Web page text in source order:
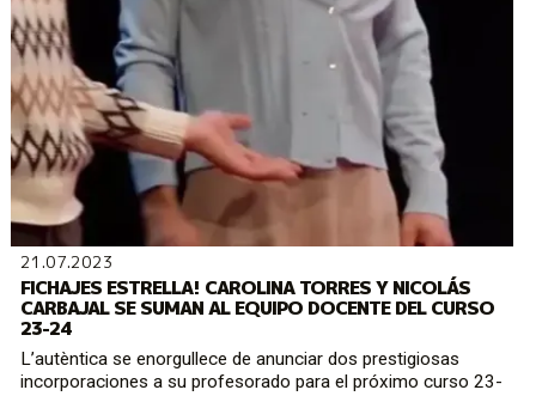
21.07.2023
FICHAJES ESTRELLA! CAROLINA TORRES Y NICOLÁS
CARBAJAL SE SUMAN AL EQUIPO DOCENTE DEL CURSO
23-24
L’autèntica se enorgullece de anunciar dos prestigiosas
incorporaciones a su profesorado para el próximo curso 23-